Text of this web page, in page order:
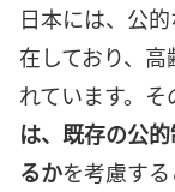
日本には、公
在しており、
れています。そ
は、既存の公
るかを考慮す